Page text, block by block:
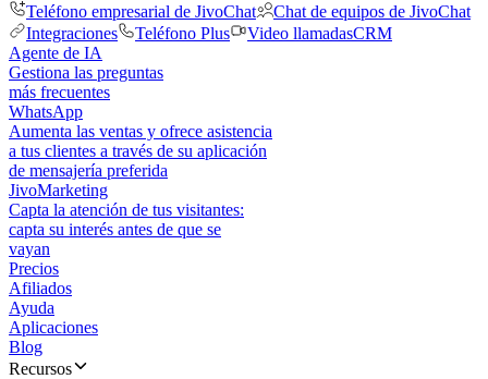
Teléfono empresarial de JivoChat
Chat de equipos de JivoChat
Integraciones
Teléfono Plus Video llamadasCRM
Agente de IA
Gestiona las preguntas
más frecuentes
WhatsApp
Aumenta las ventas y ofrece asistencia
a tus clientes a través de su aplicación
de mensajería preferida
JivoMarketing
Capta la atención de tus visitantes:
capta su interés antes de que se
vayan
Precios
Afiliados
Ayuda
Aplicaciones
Blog
Recursos